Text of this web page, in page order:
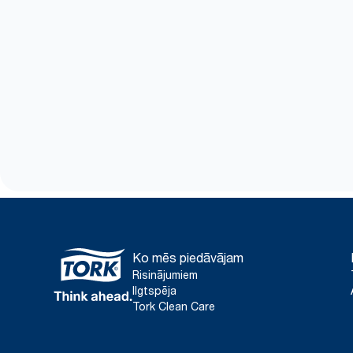
Ko mēs piedāvājam
Risinājumiem
Ilgtspēja
Tork Clean Care